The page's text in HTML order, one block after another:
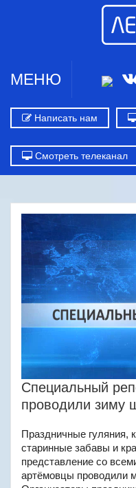
МЕНЮ
Написать нам
Смотреть телеканал
Специальный
проводили зиму
Праздничные гуляния,
старинные забавы и
представление со
артёмовцы проводили